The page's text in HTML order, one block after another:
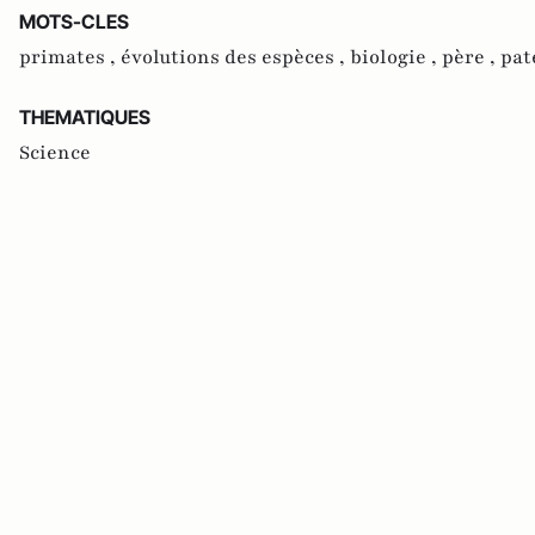
MOTS-CLES
primates , évolutions des espèces , biologie , père ,
THEMATIQUES
Science